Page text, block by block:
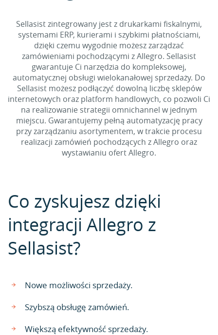
Sellasist zintegrowany jest z drukarkami fiskalnymi,
systemami ERP, kurierami i szybkimi płatnościami,
dzięki czemu wygodnie możesz zarządzać
zamówieniami pochodzącymi z Allegro. Sellasist
gwarantuje Ci narzędzia do kompleksowej,
automatycznej obsługi wielokanałowej sprzedaży. Do
Sellasist możesz podłączyć dowolną liczbę sklepów
internetowych oraz platform handlowych, co pozwoli Ci
na realizowanie strategii omnichannel w jednym
miejscu. Gwarantujemy pełną automatyzację pracy
przy zarządzaniu asortymentem, w trakcie procesu
realizacji zamówień pochodzących z Allegro oraz
wystawianiu ofert Allegro.
Co zyskujesz dzięki
integracji Allegro z
Sellasist?
Nowe możliwości sprzedaży.
Szybszą obsługę zamówień.
Większą efektywność sprzedaży.